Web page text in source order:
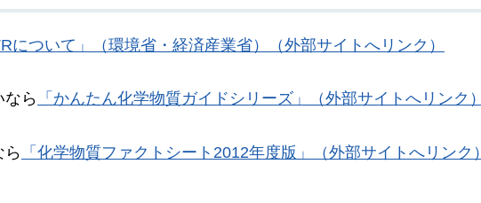
について」（環境省・経済産業省）（外部サイトへリンク）
なら 「かんたん化学物質ガイドシリーズ」（外部サイトへリンク）
ら 「化学物質ファクトシート2012年度版」（外部サイトへリンク）